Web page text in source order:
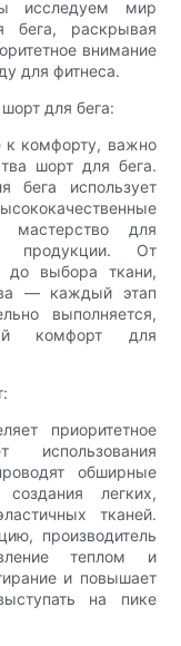
исследуем мир
бега, раскрывая
внимание
для фитнеса.
для бега:
к комфорту, важно
шорт для бега.
бега использует
мастерство для
продукции. От
до выбора ткани,
— каждый этап
выполняется,
комфорт для
приоритетное
обширные
легких,
тканей.
производитель
теплом и
и повышает
на пике